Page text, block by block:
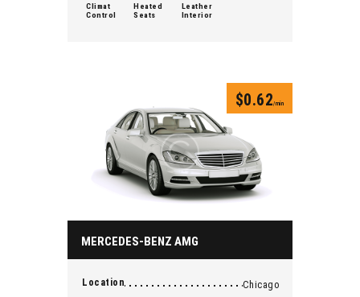
Climat
Control
Heated
Seats
Leather
Interior
$0.62/min
MERCEDES-BENZ AMG
Location
Chicago